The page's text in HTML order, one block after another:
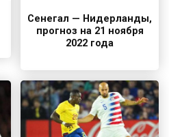
Сенегал — Нидерланды,
прогноз на 21 ноября
2022 года